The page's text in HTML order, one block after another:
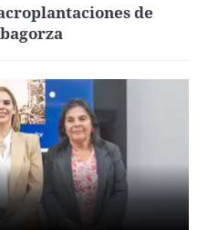
de